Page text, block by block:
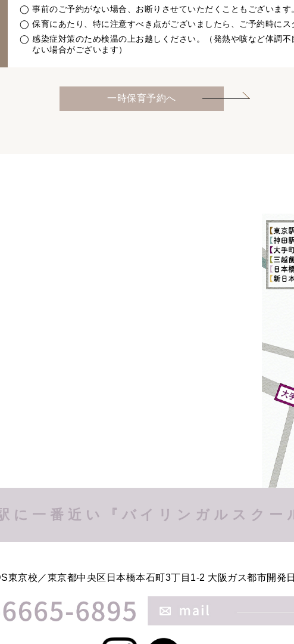
◯ 事前のご予約がない場合、お断りさせていただくこともございます
◯ 保育にあたり、特に注意すべき点がございましたら、ご予約時にス
◯ 感染症対策のため検温の上お越しください。（発熱や咳など体調不
ない場合がございます）
一時保育予約へ
に一番近い 『バイリンガルスクー
東京校／東京都中央区日本橋本石町3丁目1-2 大阪ガス都市開発